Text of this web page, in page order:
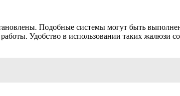
Подобные системы могут быть
Удобство в использовании таких жалюзи